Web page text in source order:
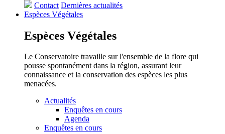
Contact Dernières actualités
Espèces Végétales
Espèces Végétales
Le Conservatoire travaille sur l'ensemble de la flore qui
pousse spontanément dans la région, assurant leur
connaissance et la conservation des espèces les plus
menacées.
Actualités
Enquêtes en cours
Agenda
Enquêtes en cours